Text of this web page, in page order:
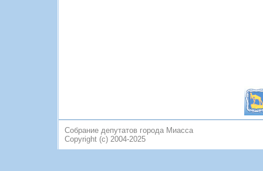
Собрание депутатов города Миасса
Copyright (c) 2004-2025